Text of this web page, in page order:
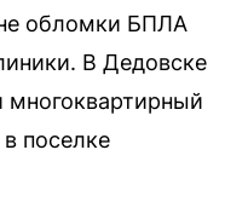
обломки БПЛА
В Дедовске
многоквартирный
поселке